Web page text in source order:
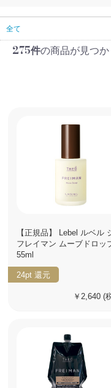
円
全て
275件の商品が見つ
【正規品】 Lebel ルベル
フレイマン ムーブドロッ
55ml
24pt 還元
￥2,640 (